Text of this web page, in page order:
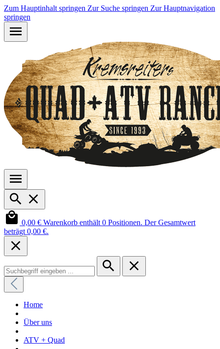
Zum Hauptinhalt springen Zur Suche springen Zur Hauptnavigation
springen
0,00 € Warenkorb enthält 0 Positionen. Der Gesamtwert
beträgt 0,00 €.
Home
Über uns
ATV + Quad